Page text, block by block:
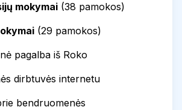
mokymai (38 pamokos)
(29 pamokos)
pagalba iš Roko
dirbtuvės internetu
bendruomenės